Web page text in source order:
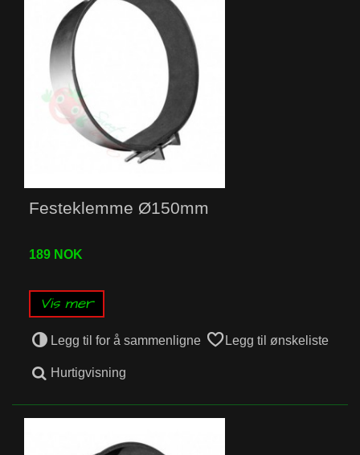
Festeklemme Ø150mm
189 NOK
Vis mer
Legg til for å sammenligne Legg til ønskeliste
Hurtigvisning